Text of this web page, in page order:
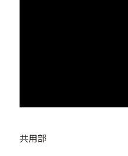
共用部